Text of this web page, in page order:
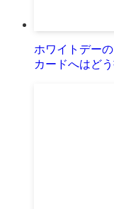
ホワイトデー
カードへはど